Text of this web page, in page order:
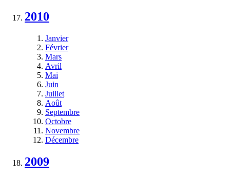
2010
Janvier
Février
Mars
Avril
Mai
Juin
Juillet
Août
Septembre
Octobre
Novembre
Décembre
2009